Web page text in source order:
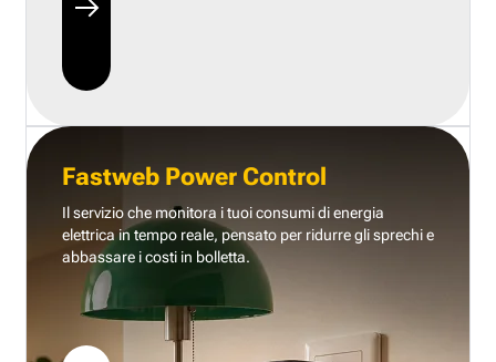
Fastweb Power Control
Il servizio che monitora i tuoi consumi di energia
elettrica in tempo reale, pensato per ridurre gli sprechi e
abbassare i costi in bolletta.